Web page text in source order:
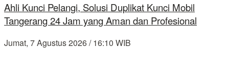
Ahli Kunci Pelangi, Solusi Duplikat Kunci Mobil
Tangerang 24 Jam yang Aman dan Profesional
Jumat, 7 Agustus 2026 / 16:10 WIB